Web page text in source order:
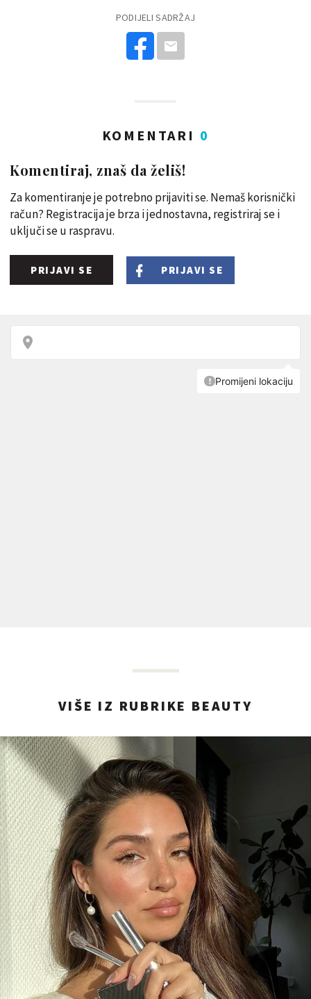
PODIJELI SADRŽAJ
KOMENTARI 0
Komentiraj, znaš da želiš!
Za komentiranje je potrebno prijaviti se. Nemaš korisnički
račun? Registracija je brza i jednostavna, registriraj se i
uključi se u raspravu.
PRIJAVI SE PRIJAVI SE
VIŠE IZ RUBRIKE BEAUTY